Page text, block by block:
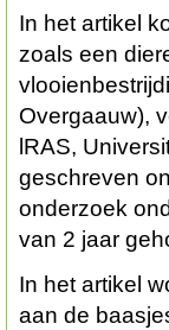
In het artikel
zoals een
Overgaauw),
lRAS,
geschreven
onderzoek
van 2 jaar
In het artikel
aan de